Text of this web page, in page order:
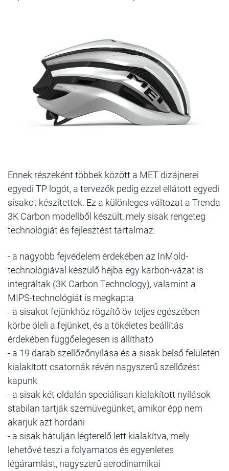
Ennek részeként többek között a MET dizájnerei
egyedi TP logót, a tervezők pedig ezzel ellátott egyedi
sisakot készítettek. Ez a különleges változat a Trenda
3K Carbon modellből készült, mely sisak rengeteg
technológiát és fejlesztést tartalmaz:
- a nagyobb fejvédelem érdekében az InMold-
technológiával készülő héjba egy karbon-vázat is
integráltak (3K Carbon Technology), valamint a
MIPS-technológiát is megkapta
- a sisakot fejünkhöz rögzítő öv teljes egészében
körbe öleli a fejünket, és a tökéletes beállítás
érdekében függőelegesen is állítható
- a 19 darab szellőzőnyílása és a sisak belső felületén
kialakított csatornák révén nagyszerű szellőzést
kapunk
- a sisak két oldalán speciálisan kialakított nyílások
stabilan tartják szemüvegünket, amikor épp nem
akarjuk azt hordani
- a sisak hátulján légterelő lett kialakítva, mely
lehetővé teszi a folyamatos és egyenletes
légáramlást, nagyszerű aerodinamikai